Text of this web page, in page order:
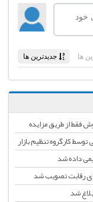
از طریق مزایده
کارگروه تنظیم بازار
داده شد
رقابت تصویب شد
شد